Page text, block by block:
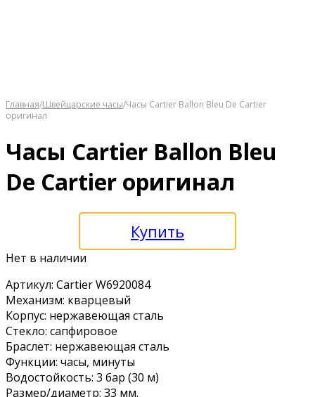
Главная/Швейцарские часы/Часы Cartier Ballon Bleu De Cartier
оригинал
Часы Cartier Ballon Bleu
De Cartier оригинал
Купить
Нет в наличии
Артикул: Cartier W6920084
Механизм: кварцевый
Корпус: нержавеющая сталь
Стекло: сапфировое
Браслет: нержавеющая сталь
Функции: часы, минуты
Водостойкость: 3 бар (30 м)
Размер/диаметр: 33 мм.